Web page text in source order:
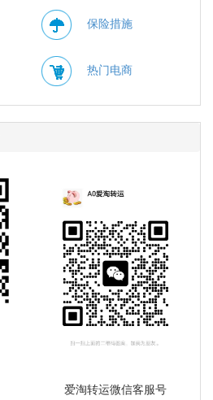
保险措施
热门电商
爱淘转运微信客服号